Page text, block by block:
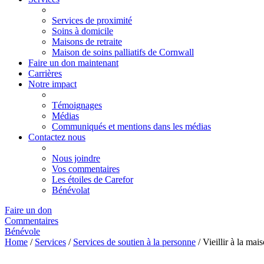
Services de proximité
Soins à domicile
Maisons de retraite
Maison de soins palliatifs de Cornwall
Faire un don maintenant
Carrières
Notre impact
Témoignages
Médias
Communiqués et mentions dans les médias
Contactez nous
Nous joindre
Vos commentaires
Les étoiles de Carefor
Bénévolat
Faire un don
Commentaires
Bénévole
Home / Services / Services de soutien à la personne /Vieillir à la